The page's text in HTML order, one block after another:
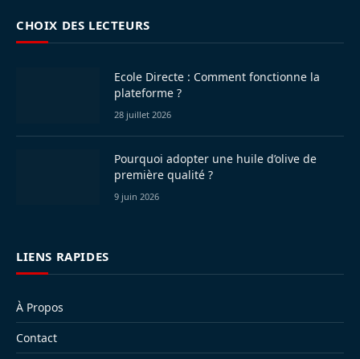
CHOIX DES LECTEURS
Ecole Directe : Comment fonctionne la
plateforme ?
28 juillet 2026
Pourquoi adopter une huile d’olive de
première qualité ?
9 juin 2026
LIENS RAPIDES
À Propos
Contact